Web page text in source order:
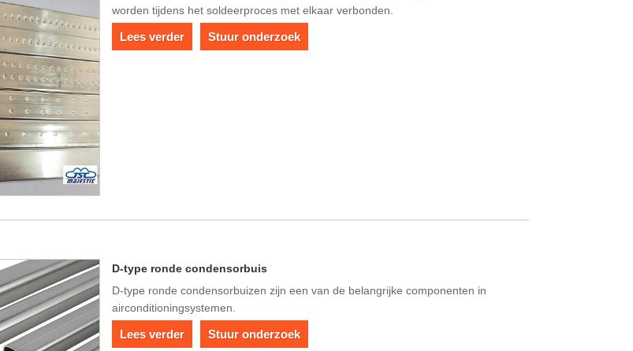
worden tijdens het soldeerproces met elkaar verbonden.
Lees verder Stuur onderzoek
D-type ronde condensorbuis
D-type ronde condensorbuizen zijn een van de belangrijke componenten in
airconditioningsystemen.
Lees verder Stuur onderzoek